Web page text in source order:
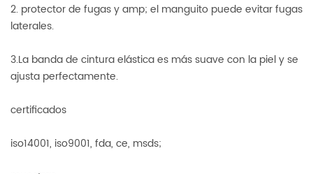
2. protector de fugas y amp; el manguito puede evitar fugas
laterales.
3.La banda de cintura elástica es más suave con la piel y se
ajusta perfectamente.
certificados
iso14001, iso9001, fda, ​​ce, msds;